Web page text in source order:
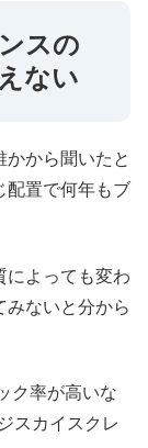
スの
ない
から聞いたと
配置で何年もブ
によっても変わ
みないと分から
ク率が高いな
スカイスクレ